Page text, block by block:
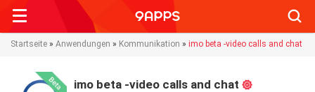
Startseite » Anwendungen » Kommunikation » imo beta -video calls and chat
imo beta -video calls and chat